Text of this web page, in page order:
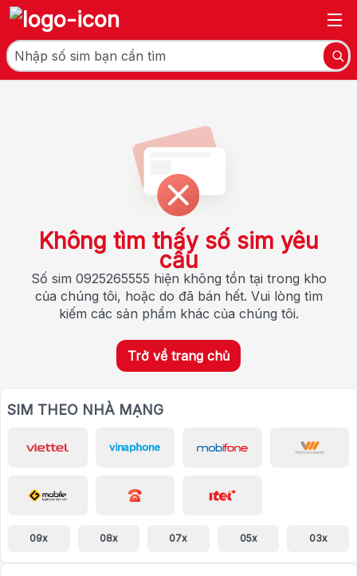
Không tìm thấy số sim yêu
cầu
Số sim 0925265555 hiện không tồn tại trong kho
của chúng tôi, hoặc do đã bán hết. Vui lòng tìm
kiếm các sản phẩm khác của chúng tôi.
Trở về trang chủ
SIM THEO NHÀ MẠNG
09x 08x 07x 05x 03x